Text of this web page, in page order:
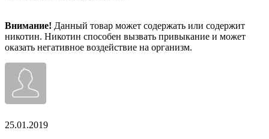
Внимание! Данный товар может содержать или содержит
никотин. Никотин способен вызвать привыкание и может
оказать негативное воздействие на организм.
25.01.2019